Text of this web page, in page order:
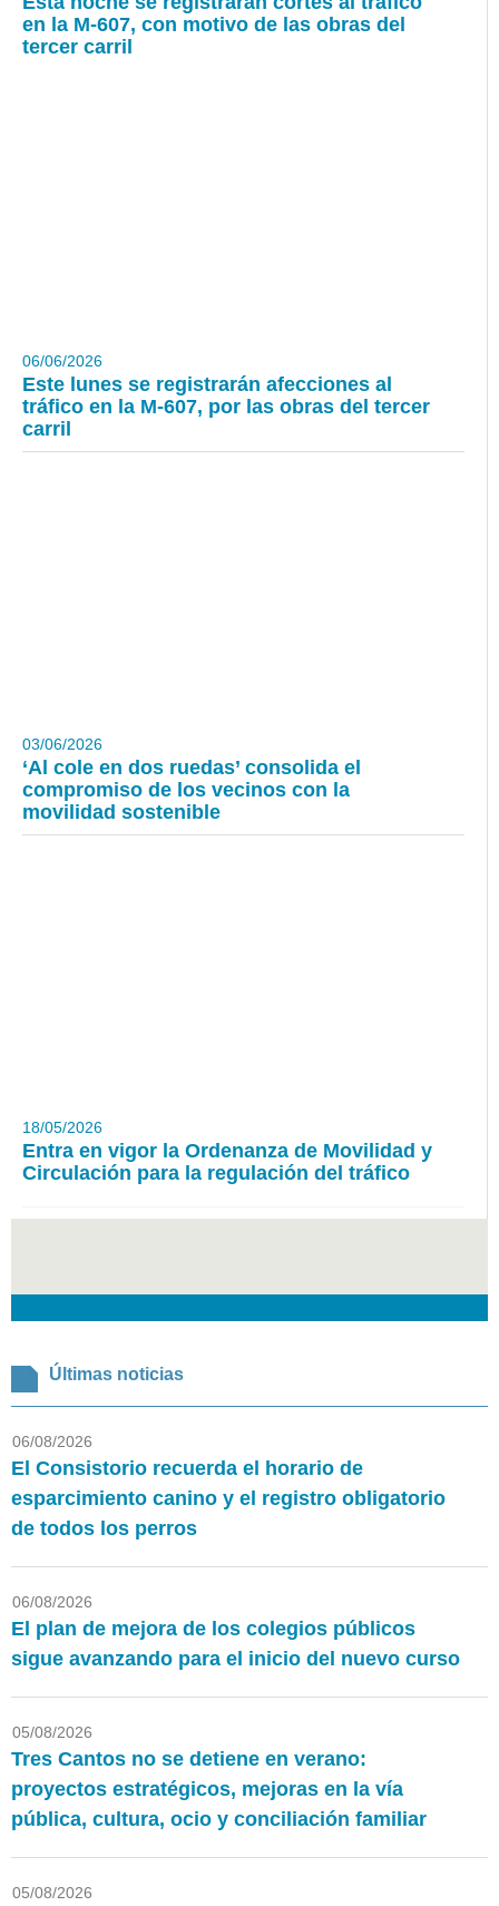
en la M-607, con motivo de las obras del
tercer carril
06/06/2026
Este lunes se registrarán afecciones al
tráfico en la M-607, por las obras del tercer
carril
03/06/2026
‘Al cole en dos ruedas’ consolida el
compromiso de los vecinos con la
movilidad sostenible
18/05/2026
Entra en vigor la Ordenanza de Movilidad y
Circulación para la regulación del tráfico
Últimas noticias
06/08/2026
El Consistorio recuerda el horario de
esparcimiento canino y el registro obligatorio
de todos los perros
06/08/2026
El plan de mejora de los colegios públicos
sigue avanzando para el inicio del nuevo curso
05/08/2026
Tres Cantos no se detiene en verano:
proyectos estratégicos, mejoras en la vía
pública, cultura, ocio y conciliación familiar
05/08/2026